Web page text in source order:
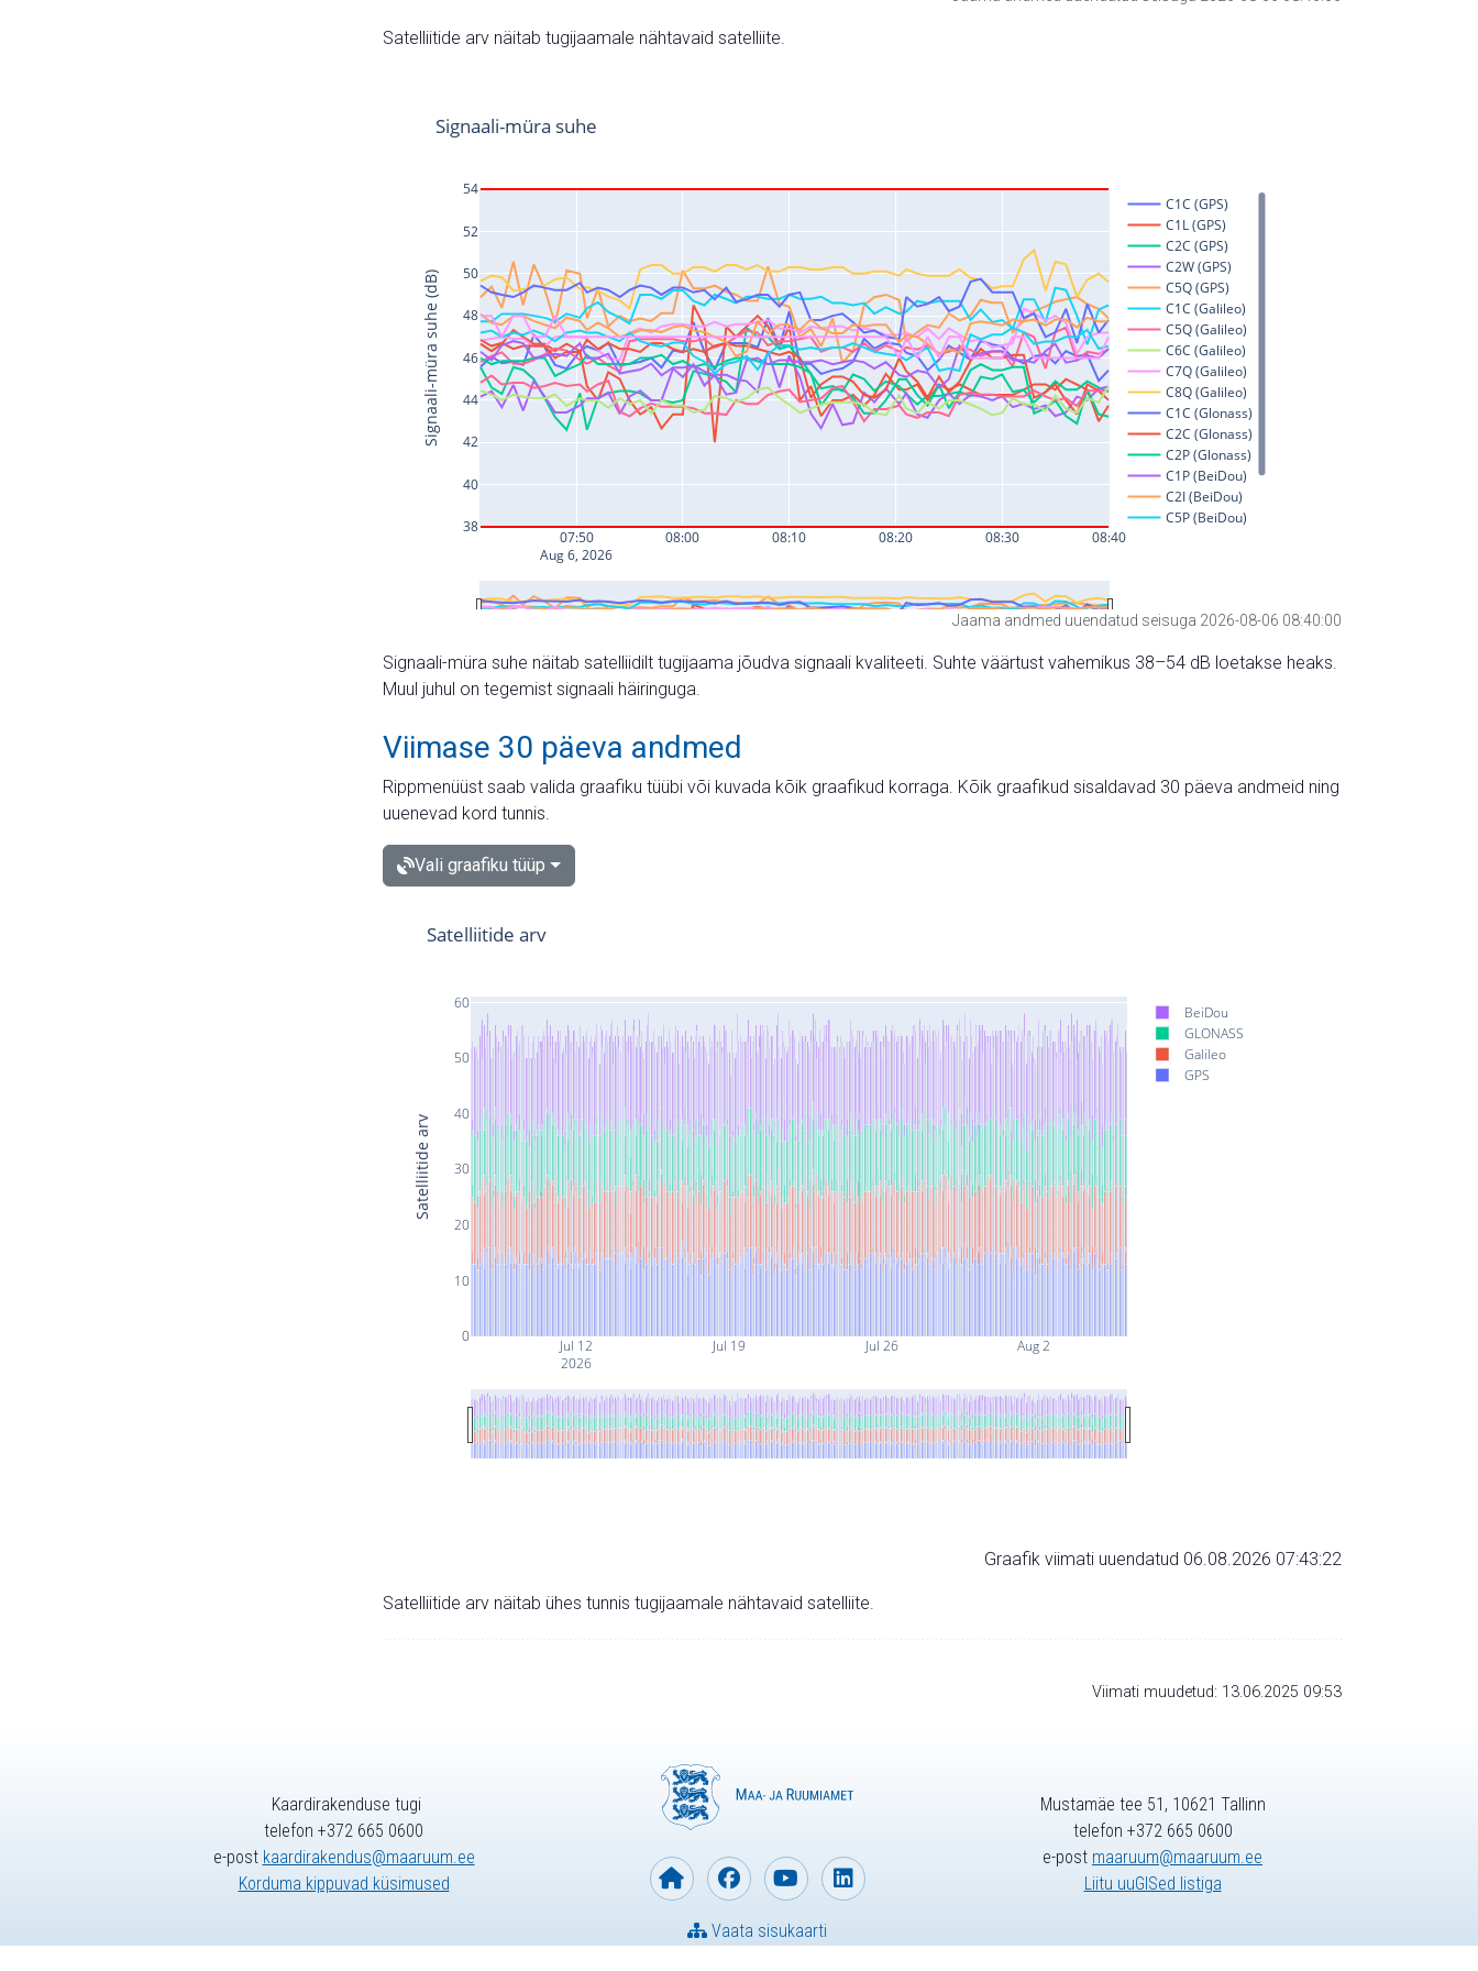
Satelliitide arv näitab tugijaamale nähtavaid satelliite.
Jaama andmed uuendatud seisuga 2026-08-06 08:40:00
Signaali-müra suhe näitab satelliidilt tugijaama jõudva signaali kvaliteeti. Suhte väärtust vahemikus 38–54 dB loetakse heaks.
Muul juhul on tegemist signaali häiringuga.
Viimase 30 päeva andmed
Rippmenüüst saab valida graafiku tüübi või kuvada kõik graafikud korraga. Kõik graafikud sisaldavad 30 päeva andmeid ning
uuenevad kord tunnis.
Vali graafiku tüüp
Jul 12
2026
Jul 19 Jul 26 Aug 2
0
10
20
30
40
50
60
BeiDou
GLONASS
Galileo
GPS
Satelliitide arv
Satelliitide arv
Graafik viimati uuendatud 06.08.2026 07:43:22
Satelliitide arv näitab ühes tunnis tugijaamale nähtavaid satelliite.
Viimati muudetud: 13.06.2025 09:53
Kaardirakenduse tugi
telefon +372 665 0600
e-post kaardirakendus@maaruum.ee
Korduma kippuvad küsimused
Vaata sisukaarti
Mustamäe tee 51, 10621 Tallinn
telefon +372 665 0600
e-post maaruum@maaruum.ee
Liitu uuGISed listiga